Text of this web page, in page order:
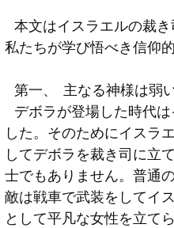
私たちが学び悟べき信仰
第一、  主なる神様は
した。そのためにイスラ
してデボラを裁き司に立
士でもありません。普通
敵は戦車で武装をしてイ
として平凡な女性を立て